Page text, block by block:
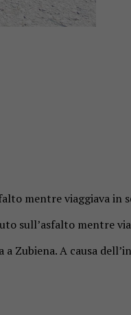
mentre viaggiava in
sull’asfalto mentre
A causa